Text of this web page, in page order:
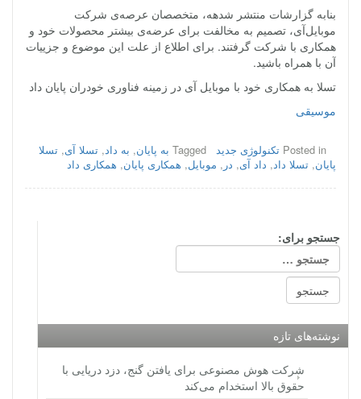
بنابه گزارشات منتشر شدهه، متخصصان عرصه‌ی شرکت
موبایل‌آی، تصمیم به مخالفت برای عرضه‌ی بیشتر محصولات خود و
همکاری با شرکت گرفتند. برای اطلاع از علت این موضوع و جزییات
آن با همراه باشید.
تسلا به همکاری خود با موبایل آی در زمینه فناوری خودران پایان داد
موسیقی
Posted in تکنولوژی جدید Tagged به پایان, به داد, تسلا آی, تسلا
پایان, تسلا داد, داد آی, در , موبایل, همکاری پایان, همکاری داد
جستجو برای:
نوشته‌های تازه
شرکت هوش مصنوعی برای یافتن گنج، دزد دریایی با
حقوق بالا استخدام می‌کند